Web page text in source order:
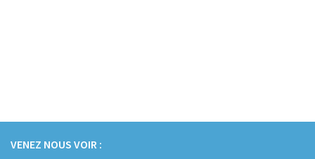
VENEZ NOUS VOIR :